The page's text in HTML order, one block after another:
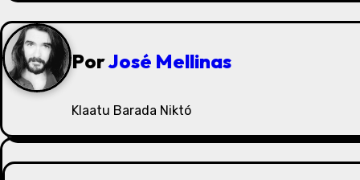
e
g
a
i
PorJosé Mellinas
Klaatu Barada Niktó